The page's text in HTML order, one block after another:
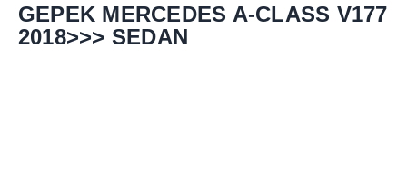
GEPEK MERCEDES A-CLASS V177
2018>>> SEDAN